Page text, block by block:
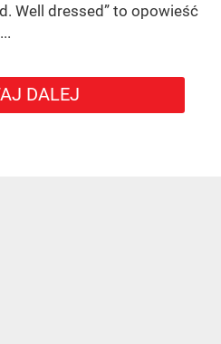
Well dressed” to opowieść
DALEJ